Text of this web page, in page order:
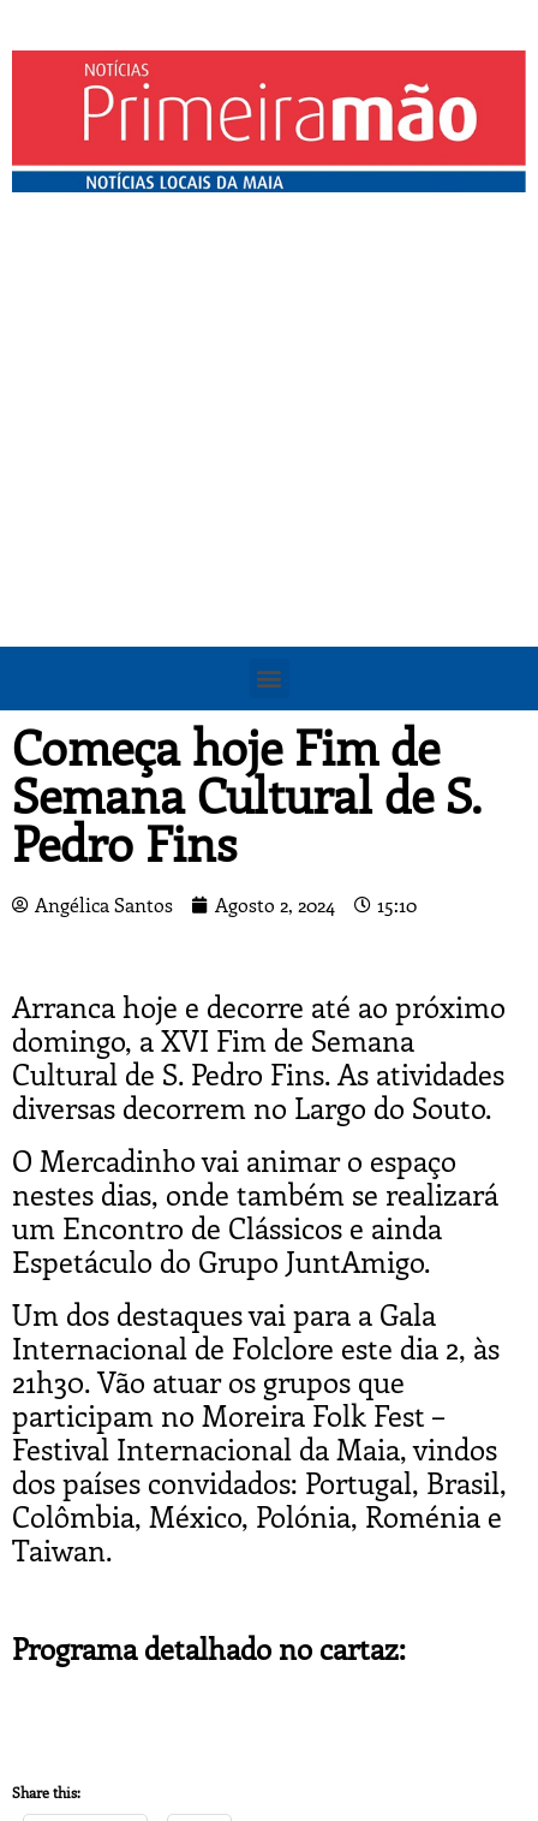
Começa hoje Fim de
Semana Cultural de S.
Pedro Fins
Angélica Santos Agosto 2, 2024 15:10
Arranca hoje e decorre até ao próximo
domingo, a XVI Fim de Semana
Cultural de S. Pedro Fins. As atividades
diversas decorrem no Largo do Souto.
O Mercadinho vai animar o espaço
nestes dias, onde também se realizará
um Encontro de Clássicos e ainda
Espetáculo do Grupo JuntAmigo.
Um dos destaques vai para a Gala
Internacional de Folclore este dia 2, às
21h30. Vão atuar os grupos que
participam no Moreira Folk Fest –
Festival Internacional da Maia, vindos
dos países convidados: Portugal, Brasil,
Colômbia, México, Polónia, Roménia e
Taiwan.
Programa detalhado no cartaz:
Share this: